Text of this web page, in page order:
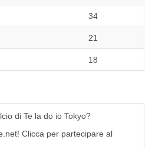
34
21
18
di Te la do io Tokyo?
Clicca per partecipare al